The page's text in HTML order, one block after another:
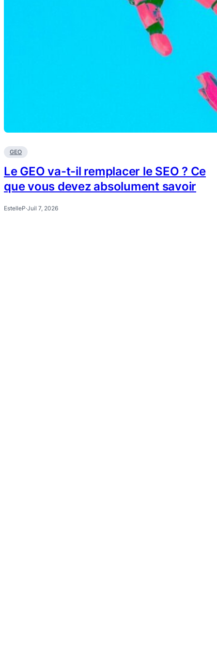
GEO
Le GEO va-t-il remplacer le SEO ? Ce
que vous devez absolument savoir
EstelleP·Juil 7, 2026